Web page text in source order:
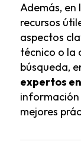
Además, en
recursos
aspectos
técnico o la
búsqueda,
expertos
mejores